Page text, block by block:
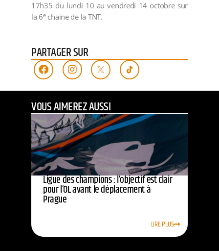
17h35 du lundi 10 au vendredi 14 octobre sur
la 6echaine de la TNT.
PARTAGER SUR
VOUS AIMEREZ AUSSI
Ligue des champions : l’objectif est clair
pour l’OL avant le déplacement à
Prague
LIRE PLUS